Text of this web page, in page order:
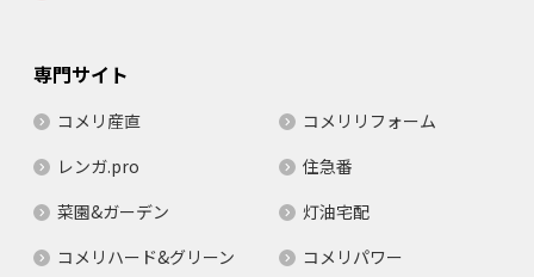
専門サイト
コメリ産直
コメリリフォーム
レンガ.pro
住急番
菜園&ガーデン
灯油宅配
コメリハード&グリーン
コメリパワー